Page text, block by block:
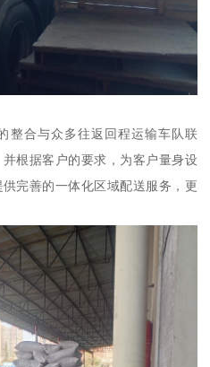
整合与众多往返回程运输车队联
根据客户的要求，为客户量身设
完善的一体化区域配送服务，更